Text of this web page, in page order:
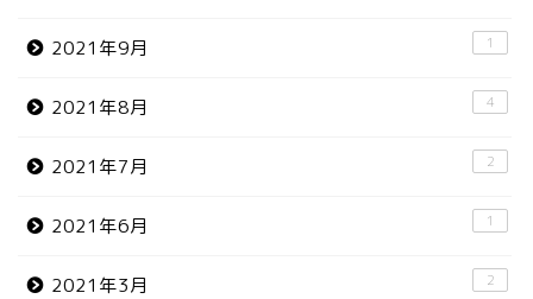
2021年9月 1
2021年8月 4
2021年7月 2
2021年6月 1
2021年3月 2